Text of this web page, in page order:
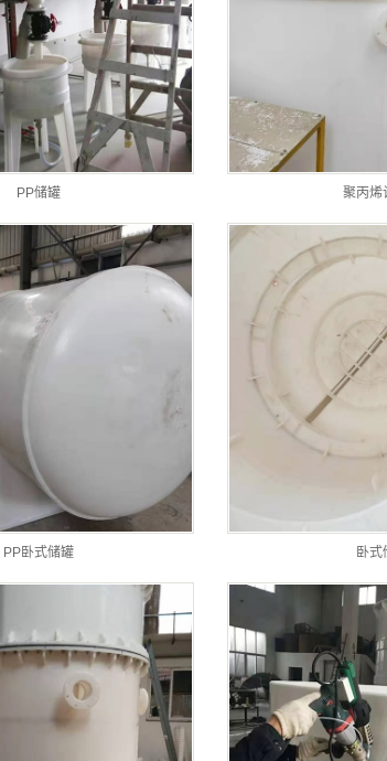
PP储罐 聚丙烯
PP卧式储罐 卧式